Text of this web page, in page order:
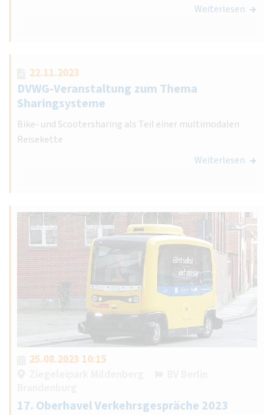
Weiterlesen
22.11.2023
DVWG-Veranstaltung zum Thema
Sharingsysteme
Bike- und Scootersharing als Teil einer multimodalen
Reisekette
Weiterlesen
25.08.2023 10:15
17. Oberhavel Verkehrsgespräche 2023